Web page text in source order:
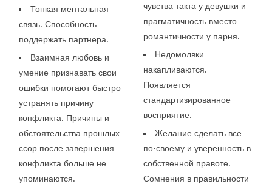
Тонкая ментальная
связь. Способность
поддержать партнера.
Взаимная любовь и
умение признавать свои
ошибки помогают быстро
устранять причину
конфликта. Причины и
обстоятельства прошлых
ссор после завершения
конфликта больше не
упоминаются.
чувства такта у девушки и
прагматичность вместо
романтичности у парня.
Недомолвки
накапливаются.
Появляется
стандартизированное
восприятие.
Желание сделать все
по-своему и уверенность в
собственной правоте.
Сомнения в правильности